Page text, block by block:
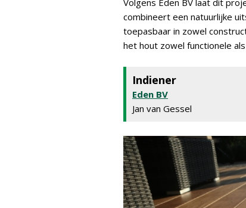
Volgens Eden BV laat dit
combineert een natuurlijke
toepasbaar in zowel
het hout zowel functionele
Indiener
Eden BV
Jan van Gessel